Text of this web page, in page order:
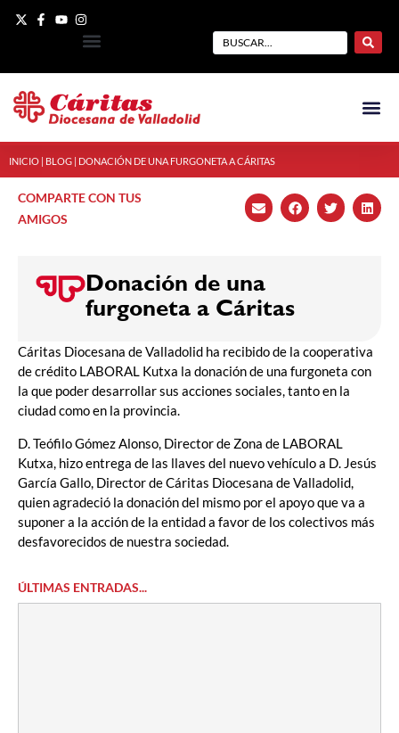
INICIO BLOG DONACIÓN DE UNA FURGONETA A CÁRITAS
COMPARTE CON TUS
AMIGOS
Donación de una
furgoneta a Cáritas
Cáritas Diocesana de Valladolid ha recibido de la cooperativa
de crédito LABORAL Kutxa la donación de una furgoneta con
la que poder desarrollar sus acciones sociales, tanto en la
ciudad como en la provincia.
D. Teófilo Gómez Alonso, Director de Zona de LABORAL
Kutxa, hizo entrega de las llaves del nuevo vehículo a D. Jesús
García Gallo, Director de Cáritas Diocesana de Valladolid,
quien agradeció la donación del mismo por el apoyo que va a
suponer a la acción de la entidad a favor de los colectivos más
desfavorecidos de nuestra sociedad.
ÚLTIMAS ENTRADAS...